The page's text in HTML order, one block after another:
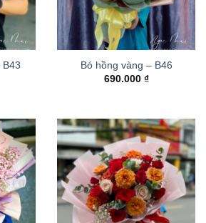
B43
Bó hồng vàng – B46
690.000 ₫